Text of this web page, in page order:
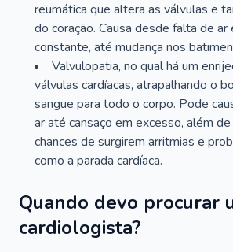
reumática que altera as válvulas e
do coração. Causa desde falta de ar
constante, até mudança nos
Valvulopatia, no qual há um
válvulas cardíacas, atrapalhando o
sangue para todo o corpo. Pode
ar até cansaço em excesso, além
chances de surgirem arritmias e
como a parada cardíaca.
Quando devo procurar
cardiologista?